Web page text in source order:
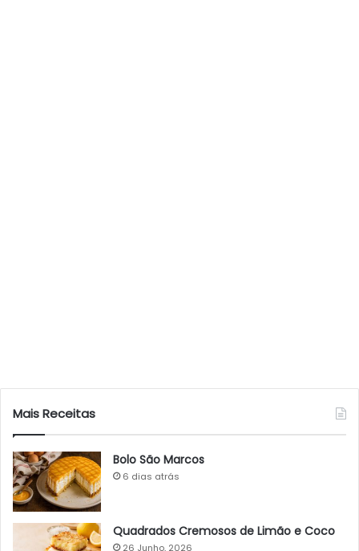
Mais Receitas
Bolo São Marcos
6 dias atrás
Quadrados Cremosos de Limão e Coco
26 Junho, 2026